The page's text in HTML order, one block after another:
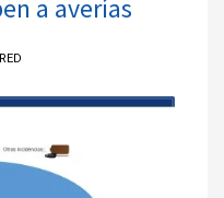
a averías